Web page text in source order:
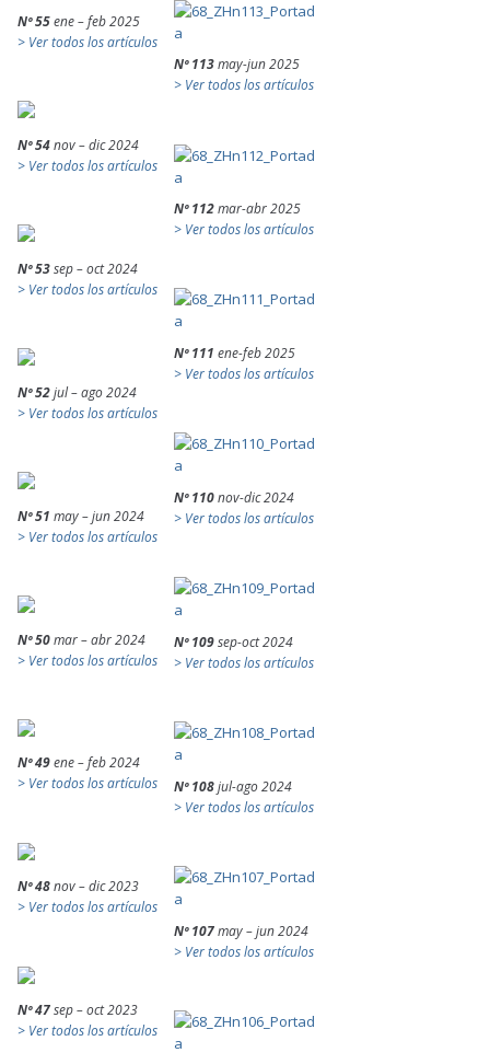
Nº 55ene – feb 2025
> Ver todos los artículos
Nº 54nov – dic 2024
> Ver todos los artículos
Nº 53sep – oct 2024
> Ver todos los artículos
Nº 52jul – ago 2024
> Ver todos los artículos
Nº 51 may – jun 2024
> Ver todos los artículos
Nº 50mar – abr 2024
> Ver todos los artículos
Nº 49ene – feb 2024
> Ver todos los artículos
Nº 48nov – dic 2023
> Ver todos los artículos
Nº 47sep – oct 2023
> Ver todos los artículos
Nº 113may-jun 2025
> Ver todos los artículos
Nº 112mar-abr 2025
> Ver todos los artículos
Nº 111 ene-feb 2025
> Ver todos los artículos
Nº 110nov-dic 2024
> Ver todos los artículos
Nº 109sep-oct 2024
> Ver todos los artículos
Nº 108jul-ago 2024
> Ver todos los artículos
Nº 107may – jun 2024
> Ver todos los artículos